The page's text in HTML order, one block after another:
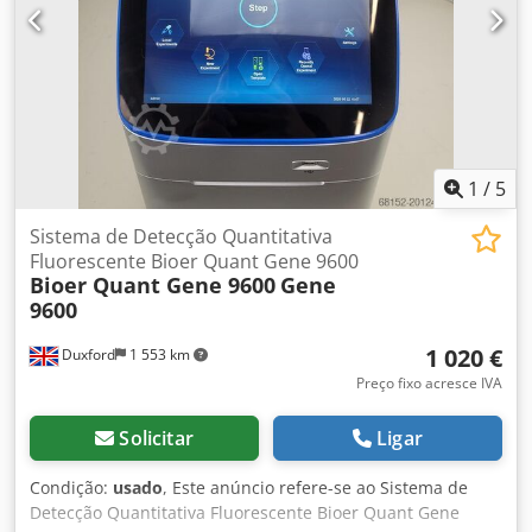
existentes.
1 / 5
Duxford 1 553 km
Sistema de Detecção Quantitativa
Fluorescente Bioer Quant Gene 9600
Bioer Quant Gene 9600 Gene
9600
1 020 €
Preço fixo acresce IVA
Solicitar Ligar
Condição: usado, Este anúncio refere-se ao Sistema de
Detecção Quantitativa Fluorescente Bioer Quant Gene